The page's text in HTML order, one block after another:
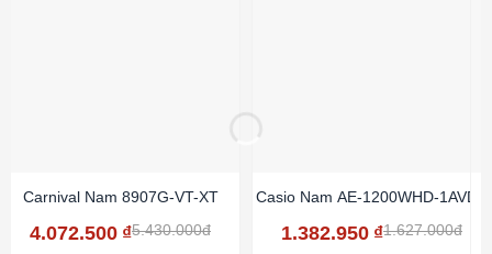
Carnival Nam 8907G-VT-XT
4.072.500 ₫5.430.000đ
Casio Nam AE-1200WHD-1AVDF
1.382.950 ₫1.627.000đ